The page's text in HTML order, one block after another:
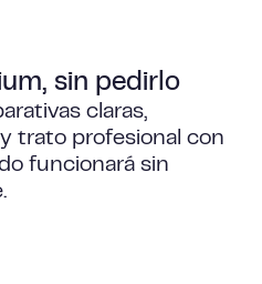
sin pedirlo
claras,
trato profesional con
funcionará sin